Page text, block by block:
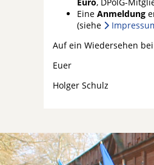
Eine Anmeldung
(siehe
Auf ein Wiedersehen
Euer
Holger Schulz